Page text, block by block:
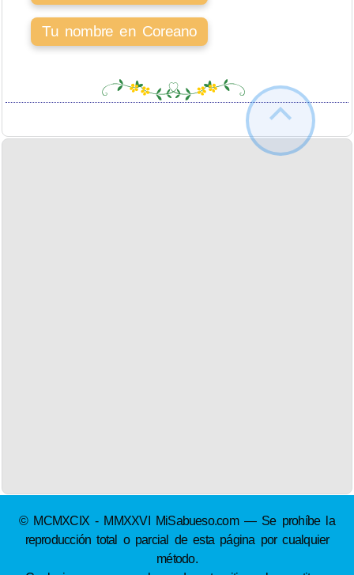
Tu nombre en Coreano
© MCMXCIX - MMXXVI MiSabueso.com — Se prohíbe la
reproducción total o parcial de esta página por cualquier
método.